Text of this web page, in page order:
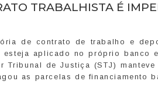
TRABALHISTA É
de contrato de trabalho e
aplicado no próprio banco
Tribunal de Justiça (STJ)
as parcelas de financiamento